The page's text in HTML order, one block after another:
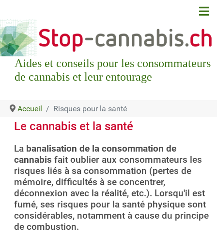
Aides et conseils pour les consommateurs
de cannabis et leur entourage
Accueil Risques pour la santé
Le cannabis et la santé
La banalisation de la consommation de
cannabis fait oublier aux consommateurs les
risques liés à sa consommation (pertes de
mémoire, difficultés à se concentrer,
déconnexion avec la réalité, etc.). Lorsqu'il est
fumé, ses risques pour la santé physique sont
considérables, notamment à cause du principe
de combustion.